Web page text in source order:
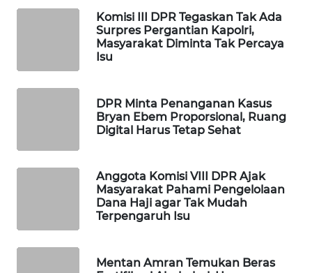
Komisi III DPR Tegaskan Tak Ada
Surpres Pergantian Kapolri,
Masyarakat Diminta Tak Percaya
Isu
DPR Minta Penanganan Kasus
Bryan Ebem Proporsional, Ruang
Digital Harus Tetap Sehat
Anggota Komisi VIII DPR Ajak
Masyarakat Pahami Pengelolaan
Dana Haji agar Tak Mudah
Terpengaruh Isu
Mentan Amran Temukan Beras
HEALTH